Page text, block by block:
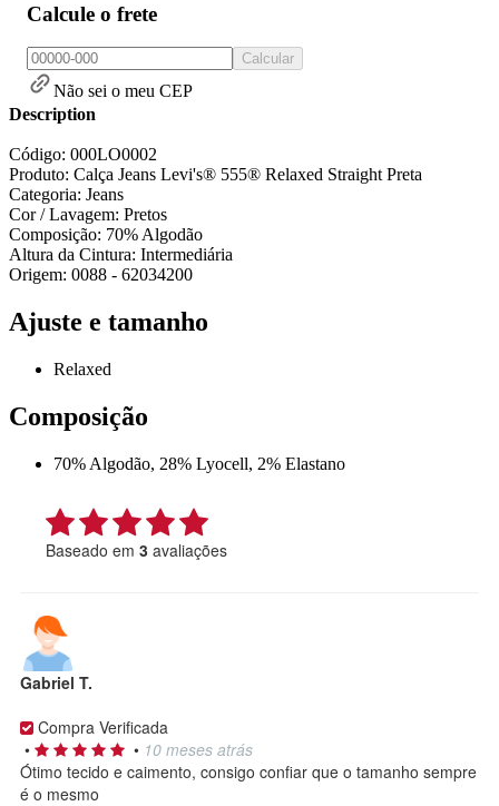
Calcule o frete
Calcular
Não sei o meu CEP
Description
Código: 000LO0002
Produto: Calça Jeans Levi's® 555® Relaxed Straight Preta
Categoria: Jeans
Cor / Lavagem: Pretos
Composição: 70% Algodão
Altura da Cintura: Intermediária
Origem: 0088 - 62034200
Ajuste e tamanho
Relaxed
Composição
70% Algodão, 28% Lyocell, 2% Elastano
Baseado em 3 avaliações
Gabriel T.
Compra Verificada
•
• 10 meses atrás
Ótimo tecido e caimento, consigo confiar que o tamanho sempre
é o mesmo